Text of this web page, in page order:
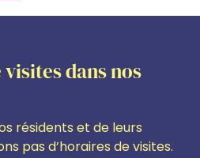
visites dans nos
résidents et de leurs
pas d’horaires de visites.